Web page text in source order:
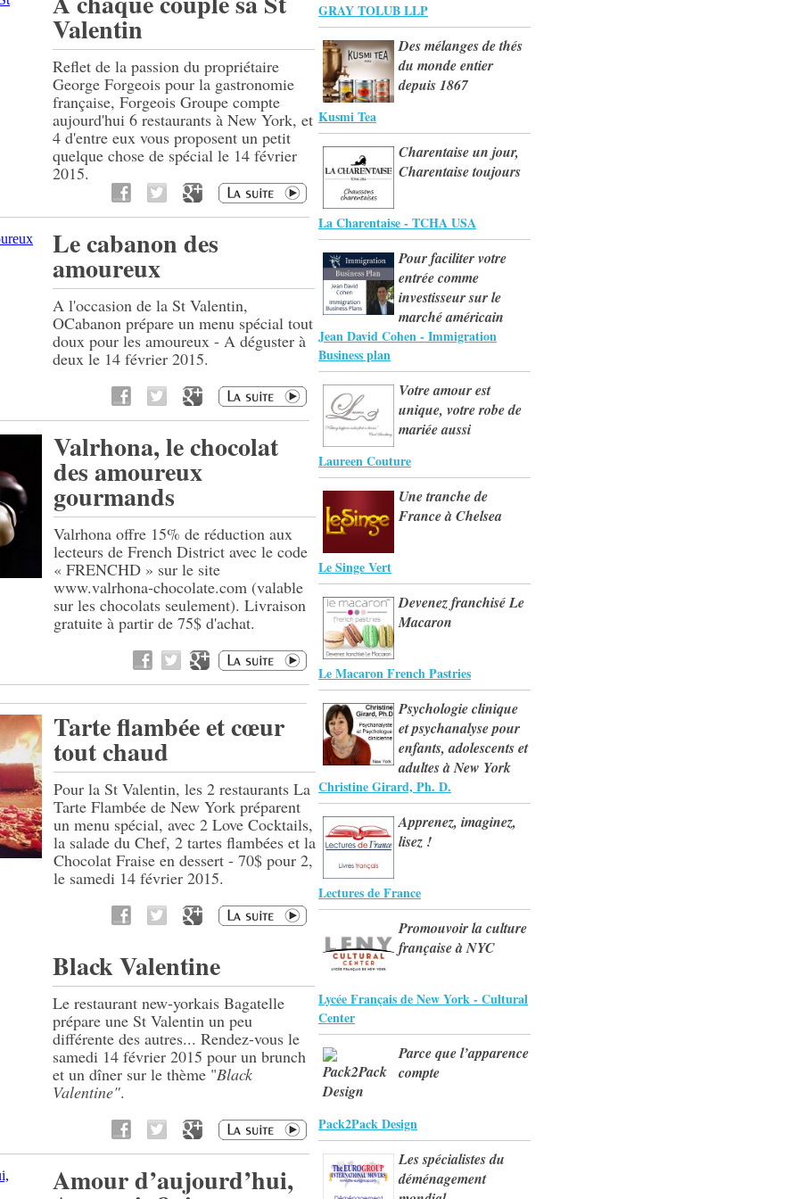
Valentin
Reflet de la passion du propriétaire
George Forgeois pour la gastronomie
française, Forgeois Groupe compte
aujourd'hui 6 restaurants à New York, et
4 d'entre eux vous proposent un petit
quelque chose de spécial le 14 février
2015.
Le cabanon des
amoureux
A l'occasion de la St Valentin,
OCabanon prépare un menu spécial tout
doux pour les amoureux - A déguster à
deux le 14 février 2015.
Valrhona, le chocolat
des amoureux
gourmands
Valrhona offre 15% de réduction aux
lecteurs de French District avec le code
« FRENCHD » sur le site
www.valrhona-chocolate.com (valable
sur les chocolats seulement). Livraison
gratuite à partir de 75$ d'achat.
Tarte flambée et cœur
tout chaud
Pour la St Valentin, les 2 restaurants La
Tarte Flambée de New York préparent
un menu spécial, avec 2 Love Cocktails,
la salade du Chef, 2 tartes flambées et la
Chocolat Fraise en dessert - 70$ pour 2,
le samedi 14 février 2015.
Black Valentine
Le restaurant new-yorkais Bagatelle
prépare une St Valentin un peu
différente des autres... Rendez-vous le
samedi 14 février 2015 pour un brunch
et un dîner sur le thème "Black
Valentine".
Amour d’aujourd’hui,
GRAY TOLUB LLP
Des mélanges de thés
du monde entier
depuis 1867
Kusmi Tea
Charentaise un jour,
Charentaise toujours
La Charentaise - TCHA USA
Pour faciliter votre
entrée comme
investisseur sur le
marché américain
Jean David Cohen - Immigration
Business plan
Votre amour est
unique, votre robe de
mariée aussi
Laureen Couture
Une tranche de
France à Chelsea
Le Singe Vert
Devenez franchisé Le
Macaron
Le Macaron French Pastries
Psychologie clinique
et psychanalyse pour
enfants, adolescents et
adultes à New York
Christine Girard, Ph. D.
Apprenez, imaginez,
lisez !
Lectures de France
Promouvoir la culture
française à NYC
Lycée Français de New York - Cultural
Center
Parce que l’apparence
compte
Pack2Pack Design
Les spécialistes du
déménagement